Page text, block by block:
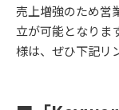
売上増強のため営
立が可能となりま
様は、ぜひ下記リ